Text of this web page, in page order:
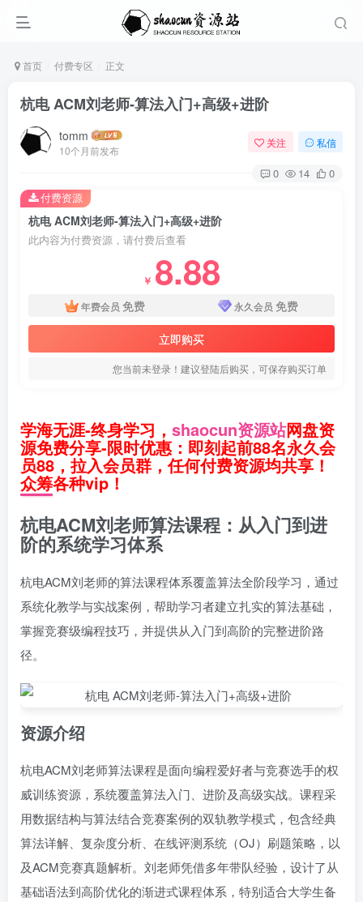
首页 付费专区 正文
杭电 ACM刘老师-算法入门+高级+进阶
tomm
10个月前发布
关注 私信
0 14 0
杭电 ACM刘老师-算法入门+高级+进阶
此内容为付费资源，请付费后查看
￥ 8.88
年费会员 免费 永久会员 免费
立即购买
您当前未登录！建议登陆后购买，可保存购买订单
付费资源
学海无涯-终身学习， shaocun资源站网盘资
源免费分享-限时优惠：即刻起前88名永久会
员88，拉入会员群，任何付费资源均共享！
众筹各种vip！
杭电ACM刘老师算法课程：从入门到进
阶的系统学习体系
杭电ACM刘老师的算法课程体系覆盖算法全阶段学习，通过
系统化教学与实战案例，帮助学习者建立扎实的算法基础，
掌握竞赛级编程技巧，并提供从入门到高阶的完整进阶路
径。
资源介绍
杭电ACM刘老师算法课程是面向编程爱好者与竞赛选手的权
威训练资源，系统覆盖算法入门、进阶及高级实战。课程采
用数据结构与算法结合竞赛案例的双轨教学模式，包含经典
算法详解、复杂度分析、在线评测系统（OJ）刷题策略，以
及ACM竞赛真题解析。刘老师凭借多年带队经验，设计了从
基础语法到高阶优化的渐进式课程体系，特别适合大学生备